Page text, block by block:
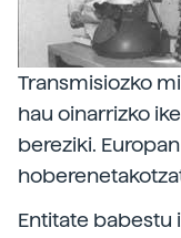
Transmisiozko
hau oinarrizko
bereziki.
Entitate babestu